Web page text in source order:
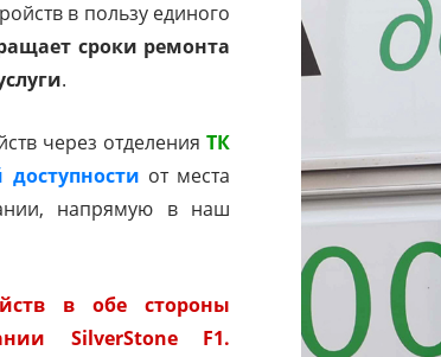
в пользу единого
сроки ремонта
.
через отделения ТК
от места
напрямую в наш
в обе стороны
SilverStone F1.